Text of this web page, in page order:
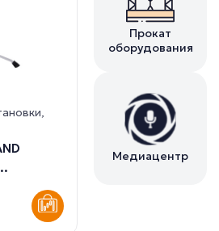
Прокат
оборудования
Медиацентр